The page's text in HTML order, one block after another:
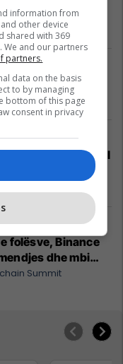
të
menopauzë –
së duhur?
në Telegrafi Real
Summit 2026
folësve, Binance
dhe mbi
përSummit
information from
other device
shared with 369
We and our partners
partners.
data on the basis
to by managing
bottom of this page
consent in privacy